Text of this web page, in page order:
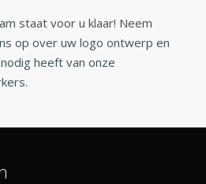
staat voor u klaar! Neem
op over uw logo ontwerp en
heeft van onze